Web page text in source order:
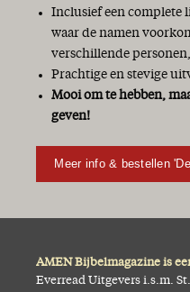
Inclusief een complete
waar de namen
verschillende
Prachtige en stevige
Mooi om te hebben,
geven!
Meer info & bestellen
AMEN Bijbelmagazine is
Everread Uitgevers i.s.m.